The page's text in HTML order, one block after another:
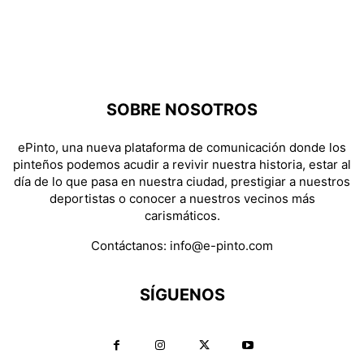
SOBRE NOSOTROS
ePinto, una nueva plataforma de comunicación donde los
pinteños podemos acudir a revivir nuestra historia, estar al
día de lo que pasa en nuestra ciudad, prestigiar a nuestros
deportistas o conocer a nuestros vecinos más
carismáticos.
Contáctanos: info@e-pinto.com
SÍGUENOS